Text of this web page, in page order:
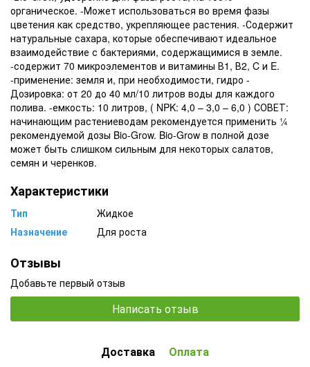
органическое. -Может использоваться во время фазы
цветения как средство, укрепляющее растения. -Содержит
натуральные сахара, которые обеспечивают идеальное
взаимодействие с бактериями, содержащимися в земле.
-содержит 70 микроэлементов и витамины В1, В2, C и E.
-применение: земля и, при необходимости, гидро -
Дозировка: от 20 до 40 мл/10 литров воды для каждого
полива. -емкость: 10 литров, ( NPK: 4,0 – 3,0 – 6,0 ) СОВЕТ:
начинающим растениеводам рекомендуется применить ¼
рекомендуемой дозы Bio-Grow. Bio-Grow в полной дозе
может быть слишком сильным для некоторых салатов,
семян и черенков.
Характеристики
Тип
Жидкое
Назначение
Для роста
Отзывы
Добавьте первый отзыв
Написать отзыв
Доставка Оплата